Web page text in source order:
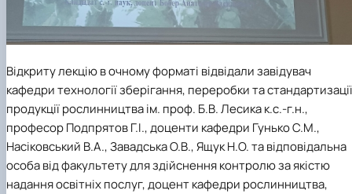
Відкриту лекцію в очному форматі відвідали завідувач
кафедри технології зберігання, переробки та стандартизації
продукції рослинництва ім. проф. Б.В. Лесика к.с.-г.н.,
професор Подпрятов Г.І., доценти кафедри Гунько С.М.,
Насіковський В.А., Завадська О.В., Ящук Н.О. та відповідальна
особа від факультету для здійснення контролю за якістю
надання освітніх послуг, доцент кафедри рослинництва,